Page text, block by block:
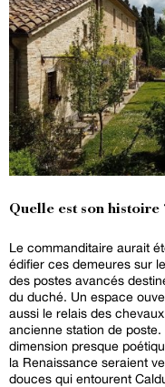
Quelle est son histoire
Le commanditaire aurait
édifier ces demeures sur
des postes avancés
du duché. Un espace
aussi le relais des
ancienne station de
dimension presque
la Renaissance seraient
douces qui entourent